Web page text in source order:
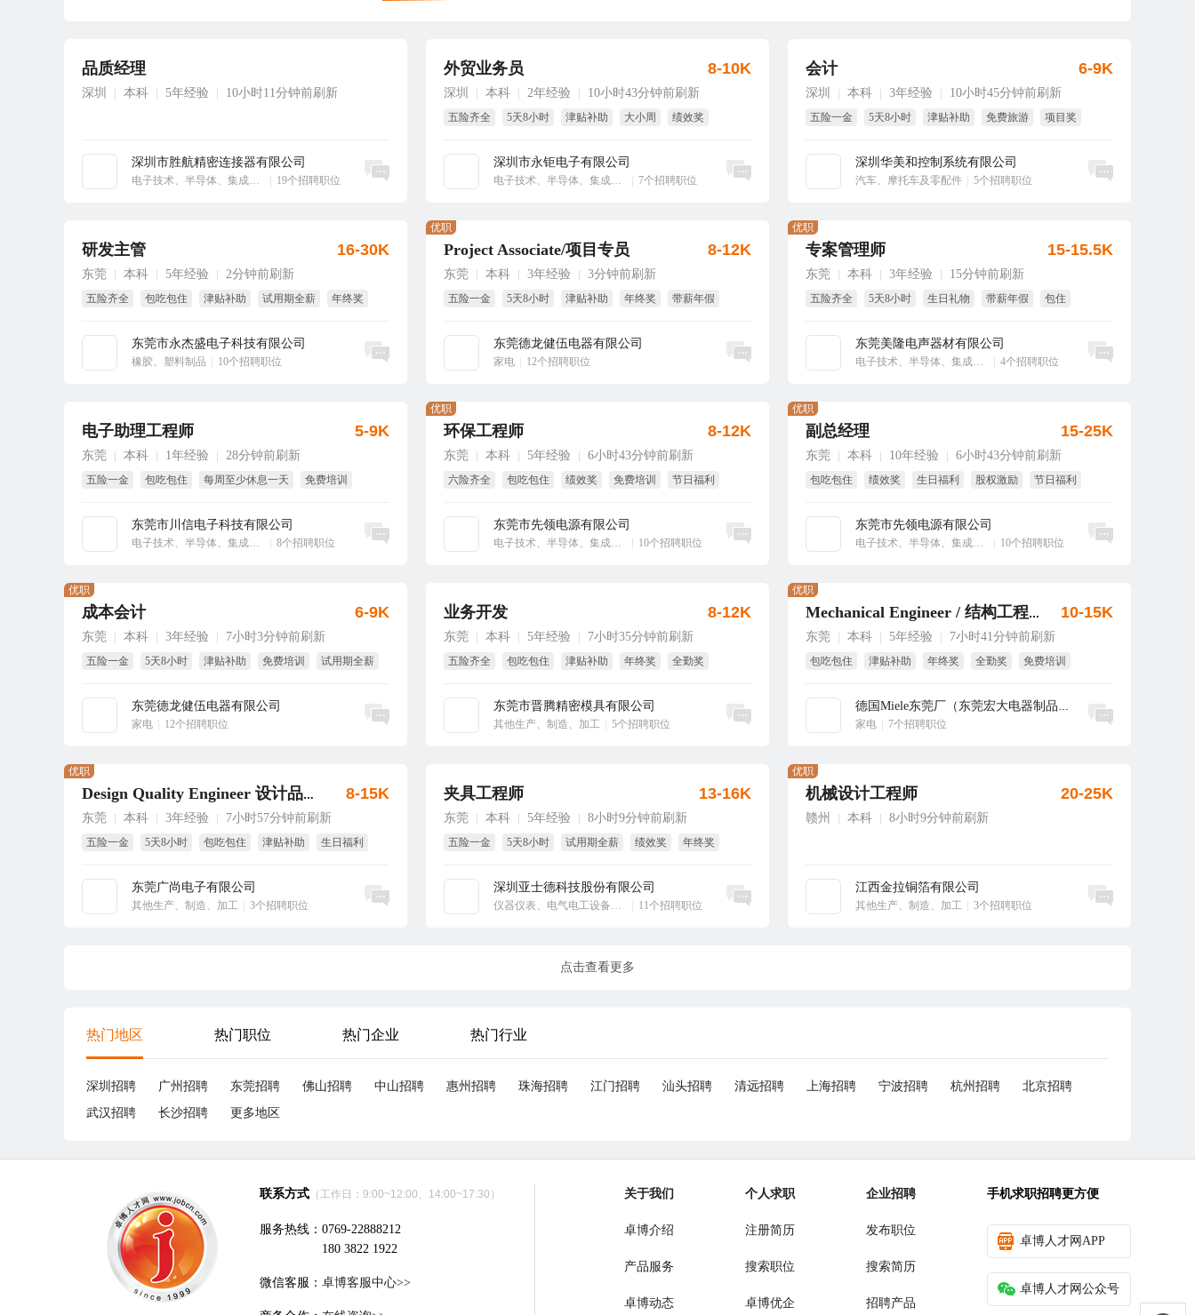
品质经理
深圳 本科 5年经验 10小时11分钟前刷新
深圳市胜航精密连接器有限公司
电子技术、半导体、集成电路 19个招聘职位
立即沟通
外贸业务员
深圳 本科 2年经验 10小时43分钟前刷新
五险齐全 5天8小时 津贴补助 大小周
绩效奖
深圳市永钜电子有限公司
电子技术、半导体、集成电路 7个招聘职位
8-10K
立即沟通
会计
深圳 本科 3年经验 10小时45分钟前刷新
五险一金 5天8小时 津贴补助 免费旅游
项目奖
深圳华美和控制系统有限公司
汽车、摩托车及零配件 5个招聘职位
6-9K
立即沟通
研发主管
东莞 本科 5年经验 2分钟前刷新
五险齐全 包吃包住 津贴补助 试用期全薪
年终奖
东莞市永杰盛电子科技有限公司
橡胶、塑料制品 10个招聘职位
16-30K
立即沟通
Project Associate/项目专员
东莞 本科 3年经验 3分钟前刷新
五险一金 5天8小时 津贴补助 年终奖
带薪年假
东莞德龙健伍电器有限公司
家电 12个招聘职位
优职
8-12K
立即沟通
专案管理师
东莞 本科 3年经验 15分钟前刷新
五险齐全 5天8小时 生日礼物 带薪年假 包住
东莞美隆电声器材有限公司
电子技术、半导体、集成电路 4个招聘职位
优职
15-15.5K
立即沟通
电子助理工程师
东莞 本科 1年经验 28分钟前刷新
五险一金 包吃包住 每周至少休息一天
免费培训
东莞市川信电子科技有限公司
电子技术、半导体、集成电路 8个招聘职位
5-9K
立即沟通
环保工程师
东莞 本科 5年经验 6小时43分钟前刷新
六险齐全 包吃包住 绩效奖 免费培训
节日福利
东莞市先领电源有限公司
电子技术、半导体、集成电路 10个招聘职位
优职
8-12K
立即沟通
副总经理
东莞 本科 10年经验 6小时43分钟前刷新
包吃包住 绩效奖 生日福利 股权激励
节日福利
东莞市先领电源有限公司
电子技术、半导体、集成电路 10个招聘职位
优职
15-25K
立即沟通
成本会计
东莞 本科 3年经验 7小时3分钟前刷新
五险一金 5天8小时 津贴补助 免费培训
试用期全薪
东莞德龙健伍电器有限公司
家电 12个招聘职位
优职
6-9K
立即沟通
业务开发
东莞 本科 5年经验 7小时35分钟前刷新
五险齐全 包吃包住 津贴补助 年终奖
全勤奖
东莞市晋腾精密模具有限公司
其他生产、制造、加工 5个招聘职位
8-12K
立即沟通
Mechanical Engineer / 结构工程师
东莞 本科 5年经验 7小时41分钟前刷新
包吃包住 津贴补助 年终奖 全勤奖
免费培训
德国Miele东莞厂（东莞宏大电器制品有...
家电
7个招聘职位
优职
10-15K
立即沟通
Design Quality Engineer 设计品质工程师
东莞 本科 3年经验 7小时57分钟前刷新
五险一金 5天8小时 包吃包住 津贴补助
生日福利
东莞广尚电子有限公司
其他生产、制造、加工 3个招聘职位
优职
8-15K
立即沟通
夹具工程师
东莞 本科 5年经验 8小时9分钟前刷新
五险一金 5天8小时 试用期全薪 绩效奖
年终奖
深圳亚士德科技股份有限公司
仪器仪表、电气电工设备、工业自动化 11个招聘职位
13-16K
立即沟通
机械设计工程师
赣州 本科 8小时9分钟前刷新
江西金拉铜箔有限公司
其他生产、制造、加工 3个招聘职位
优职
20-25K
立即沟通
点击查看更多
热门地区 热门职位 热门企业 热门行业
深圳招聘 广州招聘 东莞招聘 佛山招聘 中山招聘 惠州招聘 珠海招聘 江门招聘 汕头招聘 清远招聘 上海招聘 宁波招聘 杭州招聘
北京招聘
武汉招聘
长沙招聘 更多地区
联系方式 （工作日：9:00~12:00、14:00~17:30）
服务热线：0769-22888212
180 3822 1922
微信客服： 卓博客服中心>>
关于我们
卓博介绍
产品服务
卓博动态
个人求职
注册简历
搜索职位
卓博优企
企业招聘
发布职位
搜索简历
招聘产品
手机求职招聘更方便
卓博人才网APP
卓博人才网公众号